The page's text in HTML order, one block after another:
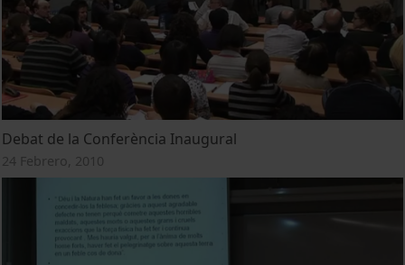
Debat de la Conferència Inaugural
24 Febrero, 2010